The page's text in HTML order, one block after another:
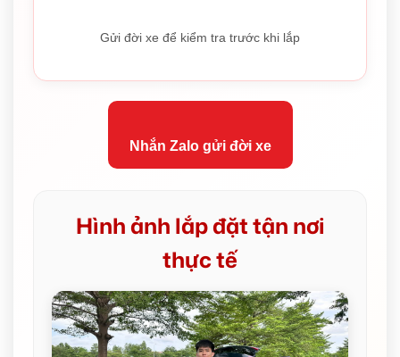
Gửi đời xe để kiểm tra trước khi lắp
Nhắn Zalo gửi đời xe
Hình ảnh lắp đặt tận nơi
thực tế